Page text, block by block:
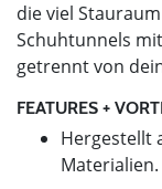
die viel
Schuhtunnels
getrennt von
FEATURES +
Hergestellt
Materialien.